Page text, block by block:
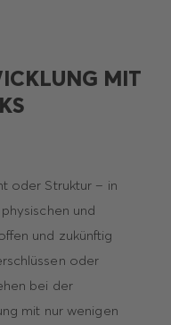
MIT
oder Struktur – in
und
und zukünftig
oder
bei der
mit nur wenigen